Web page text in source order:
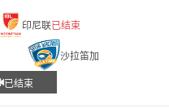
印尼联已结束
沙拉笛加
已结束